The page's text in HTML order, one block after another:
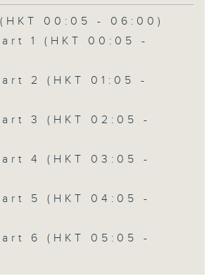
00:05 - 06:00)
1 (HKT 00:05 -
2 (HKT 01:05 -
3 (HKT 02:05 -
4 (HKT 03:05 -
5 (HKT 04:05 -
6 (HKT 05:05 -